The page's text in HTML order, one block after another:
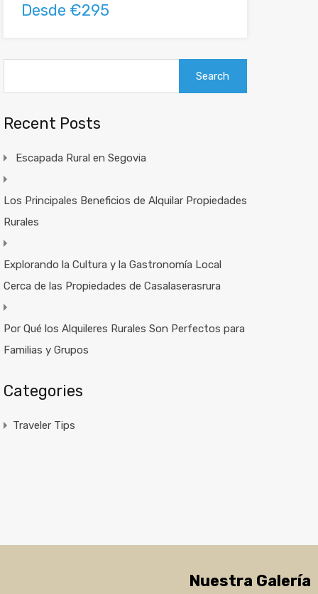
Desde €295
Recent Posts
Escapada Rural en Segovia
Los Principales Beneficios de Alquilar Propiedades
Rurales
Explorando la Cultura y la Gastronomía Local
Cerca de las Propiedades de Casalaserasrura
Por Qué los Alquileres Rurales Son Perfectos para
Familias y Grupos
Categories
Traveler Tips
Nuestra Galería